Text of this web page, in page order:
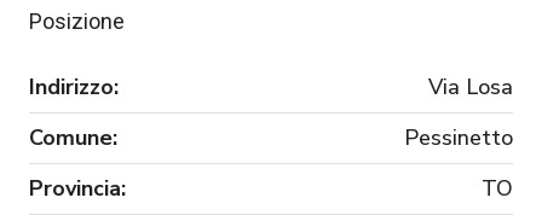
Posizione
Indirizzo:
Via Losa
Comune:
Pessinetto
Provincia:
TO